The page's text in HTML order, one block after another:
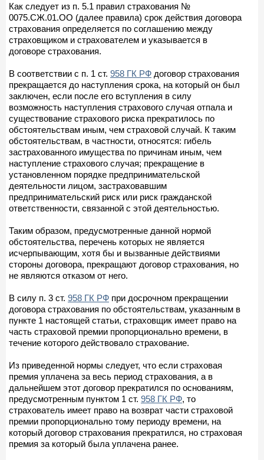
Как следует из п. 5.1 правил страхования №
0075.СЖ.01.ОО (далее правила) срок действия договора
страхования определяется по соглашению между
страховщиком и страхователем и указывается в
договоре страхования.
В соответствии с п. 1 ст. 958 ГК РФ договор страхования
прекращается до наступления срока, на который он был
заключен, если после его вступления в силу
возможность наступления страхового случая отпала и
существование страхового риска прекратилось по
обстоятельствам иным, чем страховой случай. К таким
обстоятельствам, в частности, относятся: гибель
застрахованного имущества по причинам иным, чем
наступление страхового случая; прекращение в
установленном порядке предпринимательской
деятельности лицом, застраховавшим
предпринимательский риск или риск гражданской
ответственности, связанной с этой деятельностью.
Таким образом, предусмотренные данной нормой
обстоятельства, перечень которых не является
исчерпывающим, хотя бы и вызванные действиями
стороны договора, прекращают договор страхования, но
не являются отказом от него.
В силу п. 3 ст. 958 ГК РФ при досрочном прекращении
договора страхования по обстоятельствам, указанным в
пункте 1 настоящей статьи, страховщик имеет право на
часть страховой премии пропорционально времени, в
течение которого действовало страхование.
Из приведенной нормы следует, что если страховая
премия уплачена за весь период страхования, а в
дальнейшем этот договор прекратился по основаниям,
предусмотренным пунктом 1 ст. 958 ГК РФ, то
страхователь имеет право на возврат части страховой
премии пропорционально тому периоду времени, на
который договор страхования прекратился, но страховая
премия за который была уплачена ранее.